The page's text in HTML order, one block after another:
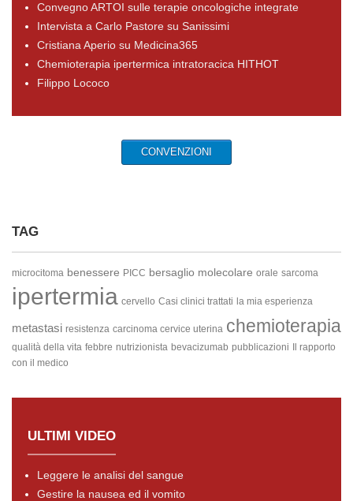
Convegno ARTOI sulle terapie oncologiche integrate
Intervista a Carlo Pastore su Sanissimi
Cristiana Aperio su Medicina365
Chemioterapia ipertermica intratoracica HITHOT
Filippo Lococo
CONVENZIONI
TAG
microcitoma benessere PICC bersaglio molecolare orale sarcoma
ipertermia cervello Casi clinici trattati la mia esperienza
metastasi resistenza carcinoma cervice uterina chemioterapia
qualità della vita febbre nutrizionista bevacizumab pubblicazioni
Il rapporto
con il medico
ULTIMI VIDEO
Leggere le analisi del sangue
Gestire la nausea ed il vomito